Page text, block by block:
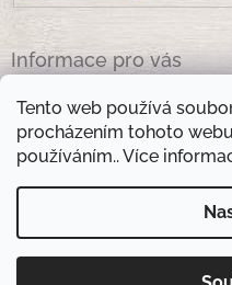
Tento web používá
procházením tohoto
používáním.. Více
Informace pro vás
Obchodní podmínky
Podmínky ochrany osobních údajů
Kontakty
Otevírací doba prodejny: pondělí -
Copyright